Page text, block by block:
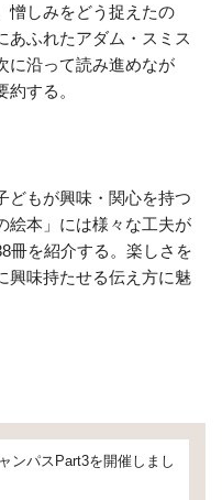
憎しみをどう捉えたの
あふれたアダム・スミス
に沿って読み進めなが
する。
もが興味・関心を持つ
絵本」には様々な工夫が
冊を紹介する。楽しさを
興味持たせる伝え方に魅
ンパスPart3を開催しまし